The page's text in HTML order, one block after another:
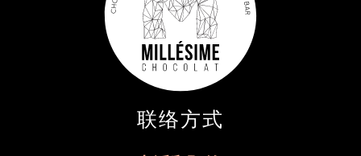
联络方式